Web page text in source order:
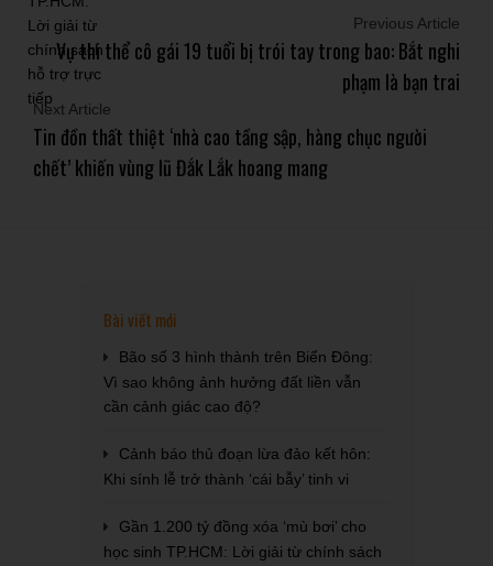
Previous Article
Vụ thi thể cô gái 19 tuổi bị trói tay trong bao: Bắt nghi
phạm là bạn trai
Next Article
Tin đồn thất thiệt ‘nhà cao tầng sập, hàng chục người
chết’ khiến vùng lũ Đắk Lắk hoang mang
Bài viết mới
Bão số 3 hình thành trên Biển Đông:
Vì sao không ảnh hưởng đất liền vẫn
cần cảnh giác cao độ?
Cảnh báo thủ đoạn lừa đảo kết hôn:
Khi sính lễ trở thành ‘cái bẫy’ tinh vi
Gần 1.200 tỷ đồng xóa ‘mù bơi’ cho
học sinh TP.HCM: Lời giải từ chính sách